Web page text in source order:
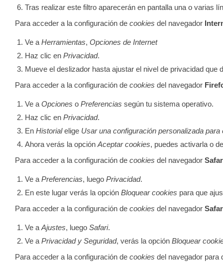
Tras realizar este filtro aparecerán en pantalla una o varias
Para acceder a la configuración de cookies del navegador
Ve a Herramientas, Opciones de Internet
Haz clic en Privacidad.
Mueve el deslizador hasta ajustar el nivel de privacidad que
Para acceder a la configuración de cookies del navegador
Ve a Opciones o Preferencias según tu sistema operativo.
Haz clic en Privacidad.
En Historialelige Usar una configuración personalizada para
Ahora verás la opción Aceptar cookies, puedes activarla o
Para acceder a la configuración de cookies del navegador
Ve a Preferencias, luego Privacidad.
En este lugar verás la opción Bloquear cookies para que
Para acceder a la configuración de cookies del navegador
Ve a Ajustes, luego Safari.
Ve a Privacidad y Seguridad, verás la opción Bloquear
Para acceder a la configuración de cookies del navegador